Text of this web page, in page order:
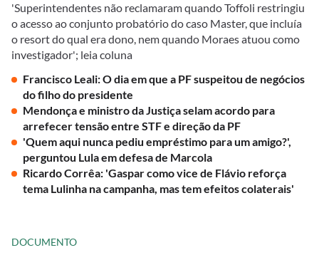
'Superintendentes não reclamaram quando Toffoli restringiu
o acesso ao conjunto probatório do caso Master, que incluía
o resort do qual era dono, nem quando Moraes atuou como
investigador'; leia coluna
Francisco Leali: O dia em que a PF suspeitou de negócios
do filho do presidente
Mendonça e ministro da Justiça selam acordo para
arrefecer tensão entre STF e direção da PF
'Quem aqui nunca pediu empréstimo para um amigo?',
perguntou Lula em defesa de Marcola
Ricardo Corrêa: 'Gaspar como vice de Flávio reforça
tema Lulinha na campanha, mas tem efeitos colaterais'
DOCUMENTO